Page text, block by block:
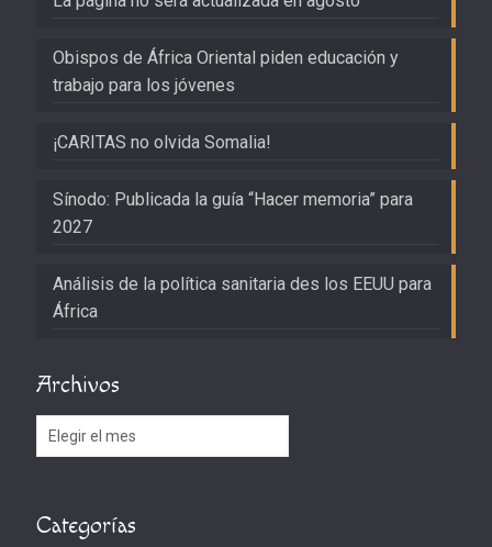
Obispos de África Oriental piden educación y
trabajo para los jóvenes
¡CARITAS no olvida Somalia!
Sínodo: Publicada la guía “Hacer memoria” para
2027
Análisis de la política sanitaria des los EEUU para
África
Archivos
Archivos
Categorías